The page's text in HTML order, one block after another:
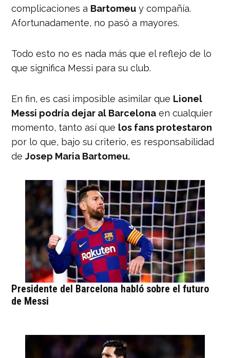
complicaciones a Bartomeu y compañía.
Afortunadamente, no pasó a mayores.
Todo esto no es nada más que el reflejo de lo
que significa Messi para su club.
En fin, es casi imposible asimilar que Lionel
Messi podría dejar al Barcelona en cualquier
momento, tanto así que los fans protestaron
por lo que, bajo su criterio, es responsabilidad
deJosep Maria Bartomeu.
Presidente del Barcelona habló sobre el futuro
de Messi